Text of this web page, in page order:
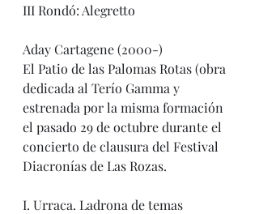
III Rondó: Alegretto
Aday Cartagene (2000-)
El Patio de las Palomas Rotas (obra
dedicada al Terío Gamma y
estrenada por la misma formación
el pasado 29 de octubre durante el
concierto de clausura del Festival
Diacronías de Las Rozas.
I. Urraca. Ladrona de temas